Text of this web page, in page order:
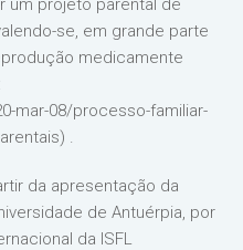
um projeto parental de
se, em grande parte
medicamente
mar-08/processo-familiar-
.
da apresentação da
de Antuérpia, por
da ISFL